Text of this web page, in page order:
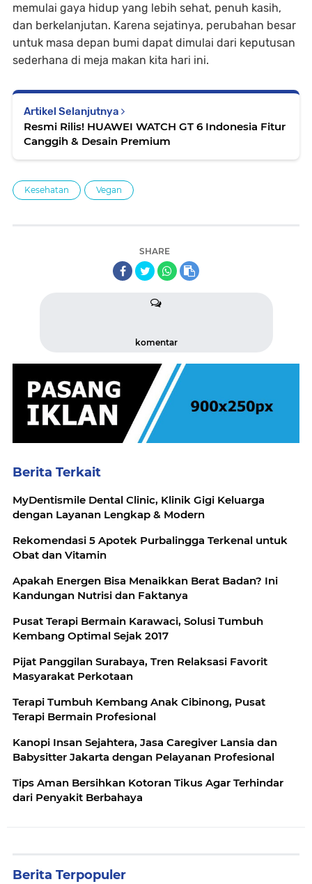
memulai gaya hidup yang lebih sehat, penuh kasih,
dan berkelanjutan. Karena sejatinya, perubahan besar
untuk masa depan bumi dapat dimulai dari keputusan
sederhana di meja makan kita hari ini.
Artikel Selanjutnya
Resmi Rilis! HUAWEI WATCH GT 6 Indonesia Fitur
Canggih & Desain Premium
Kesehatan Vegan
SHARE
komentar
Berita Terkait
MyDentismile Dental Clinic, Klinik Gigi Keluarga
dengan Layanan Lengkap & Modern
Rekomendasi 5 Apotek Purbalingga Terkenal untuk
Obat dan Vitamin
Apakah Energen Bisa Menaikkan Berat Badan? Ini
Kandungan Nutrisi dan Faktanya
Pusat Terapi Bermain Karawaci, Solusi Tumbuh
Kembang Optimal Sejak 2017
Pijat Panggilan Surabaya, Tren Relaksasi Favorit
Masyarakat Perkotaan
Terapi Tumbuh Kembang Anak Cibinong, Pusat
Terapi Bermain Profesional
Kanopi Insan Sejahtera, Jasa Caregiver Lansia dan
Babysitter Jakarta dengan Pelayanan Profesional
Tips Aman Bersihkan Kotoran Tikus Agar Terhindar
dari Penyakit Berbahaya
Berita Terpopuler